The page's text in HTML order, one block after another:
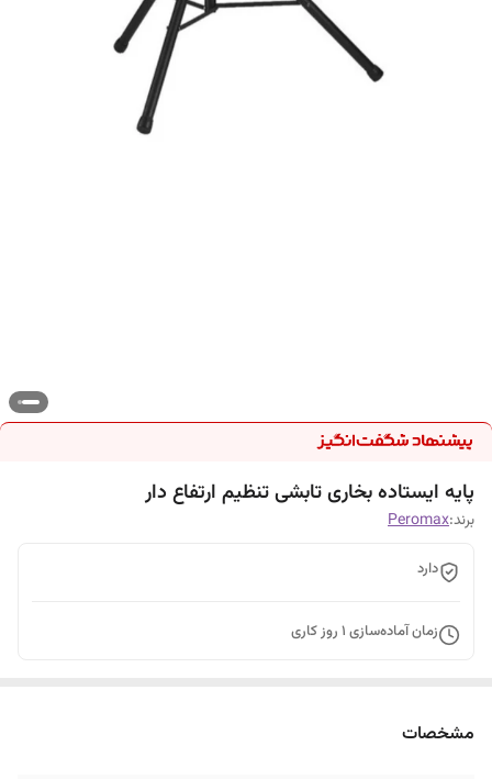
پایه ایستاده بخاری تابشی تنظیم ارتفاع دار
برند:Peromax
دارد
زمان آماده‌سازی 1 روز کاری
مشخصات